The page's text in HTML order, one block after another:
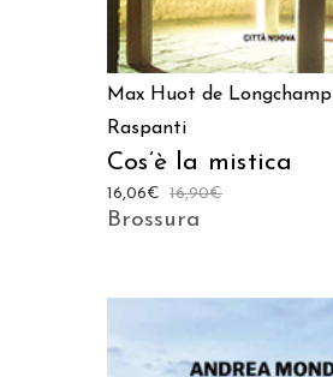
Max Huot de Longchamp
Raspanti
Cos’è la mistica
16,90€
16,06€
Brossura